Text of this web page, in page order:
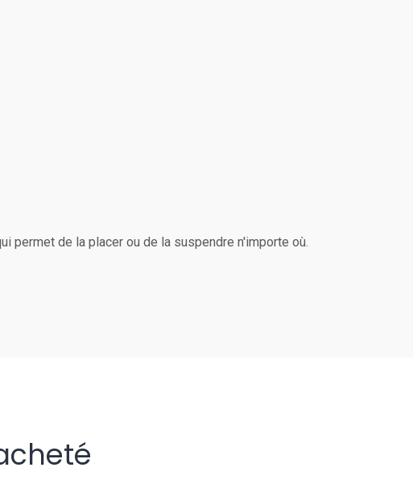
permet de la placer ou de la suspendre n'importe où.